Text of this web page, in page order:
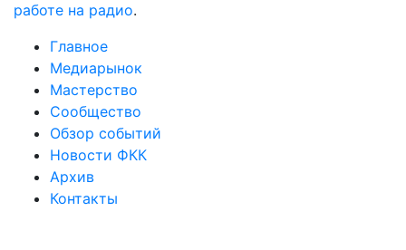
работе на радио.
Главное
Медиарынок
Мастерство
Сообщество
Обзор событий
Новости ФКК
Архив
Контакты